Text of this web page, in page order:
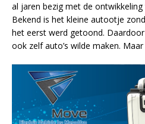
al jaren bezig met de ontwikkeling
Bekend is het kleine autootje
het eerst werd getoond.
ook zelf auto’s wilde maken.